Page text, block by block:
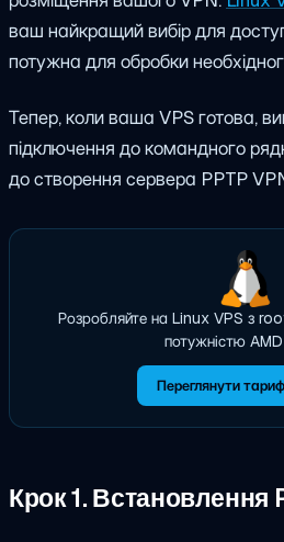
ваш найкращий вибір для
потужна для обробки
Тепер, коли ваша VPS готова,
підключення до командного
до створення сервера PPTP
Розробляйте на Linux VPS з
потужністю AMD
Переглянути
Крок 1. Встановлення